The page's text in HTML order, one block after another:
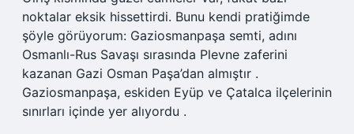
noktalar eksik hissettirdi. Bunu kendi pratiğimde
şöyle görüyorum: Gaziosmanpaşa semti, adını
Osmanlı-Rus Savaşı sırasında Plevne zaferini
kazanan Gazi Osman Paşa’dan almıştır .
Gaziosmanpaşa, eskiden Eyüp ve Çatalca ilçelerinin
sınırları içinde yer alıyordu .